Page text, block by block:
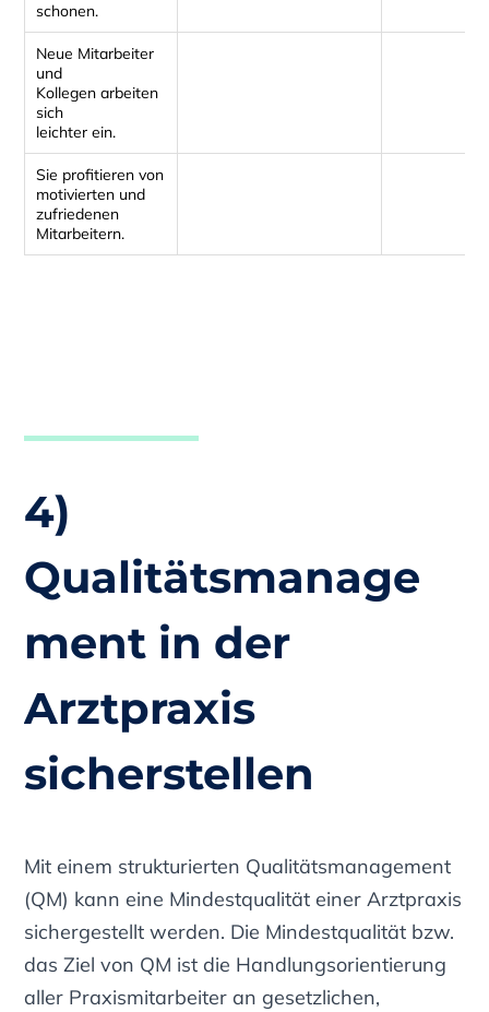
schonen.
Neue Mitarbeiter
und
Kollegen arbeiten
sich
leichter ein.
Sie profitieren von
motivierten und
zufriedenen
Mitarbeitern.
4)
Qualitätsmanage
ment in der
Arztpraxis
sicherstellen
Mit einem strukturierten Qualitätsmanagement
(QM) kann eine Mindestqualität einer Arztpraxis
sichergestellt werden. Die Mindestqualität bzw.
das Ziel von QM ist die Handlungsorientierung
aller Praxismitarbeiter an gesetzlichen,